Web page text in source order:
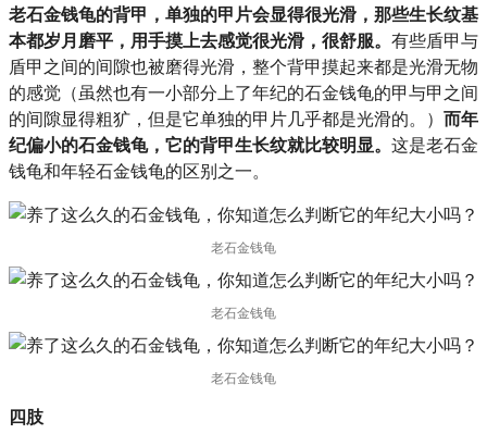
老石金钱龟的背甲，单独的甲片会显得很光滑，那些生长纹基
本都岁月磨平，用手摸上去感觉很光滑，很舒服。 有些盾甲与
盾甲之间的间隙也被磨得光滑，整个背甲摸起来都是光滑无物
的感觉（虽然也有一小部分上了年纪的石金钱龟的甲与甲之间
的间隙显得粗犷，但是它单独的甲片几乎都是光滑的。） 而年
纪偏小的石金钱龟，它的背甲生长纹就比较明显。 这是老石金
钱龟和年轻石金钱龟的区别之一。
老石金钱龟
老石金钱龟
老石金钱龟
四肢